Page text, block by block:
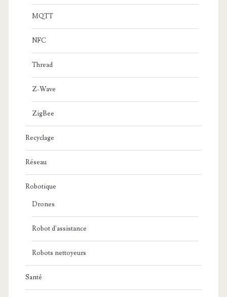
MQTT
NFC
Thread
Z-Wave
ZigBee
Recyclage
Réseau
Robotique
Drones
Robot d'assistance
Robots nettoyeurs
Santé